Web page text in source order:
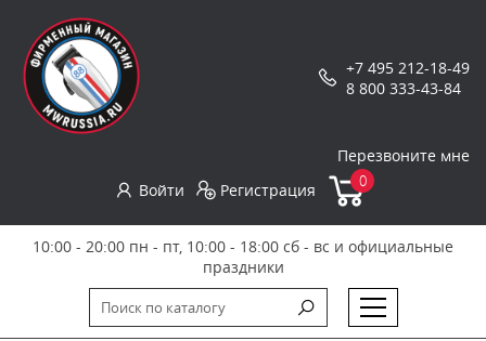
+7 495 212-18-49
8 800 333-43-84
Перезвоните мне
Войти
Регистрация 0
10:00 - 20:00 пн - пт, 10:00 - 18:00 сб - вс и официальные
праздники